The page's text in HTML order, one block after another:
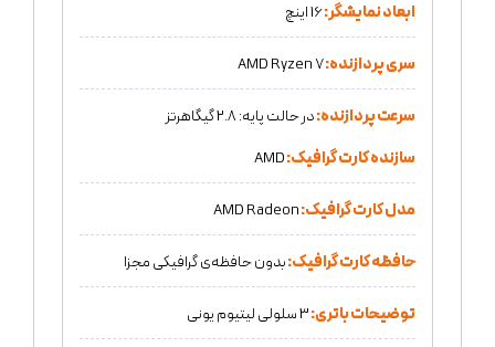
ابعاد نمایشگر:16 اینچ
سری پردازنده:AMD Ryzen 7
سرعت پردازنده:در حالت پایه: 2.8 گیگاهرتز
سازنده کارت گرافیک:AMD
مدل کارت گرافیک:AMD Radeon
حافظه کارت گرافیک:بدون حافظه‌ی گرافیکی مجزا
توضیحات باتری:3 سلولی لیتیوم یونی